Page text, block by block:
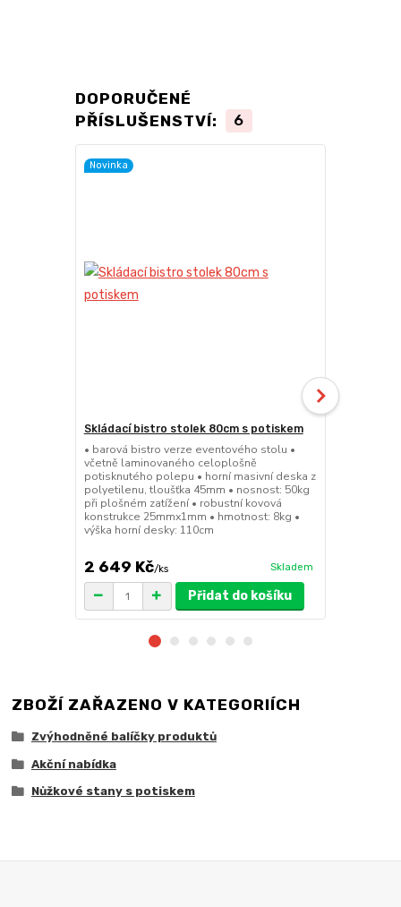
DOPORUČENÉ
PŘÍSLUŠENSTVÍ:
6
Novinka
Skládací bistro stolek 80cm s potiskem
• barová bistro verze eventového stolu •
včetně laminovaného celoplošně
potisknutého polepu • horní masivní deska z
polyetilenu, tloušťka 45mm • nosnost: 50kg
při plošném zatížení • robustní kovová
konstrukce 25mmx1mm • hmotnost: 8kg •
výška horní desky: 110cm
2 649 Kč/ks Skladem
Přidat do košíku
ZBOŽÍ ZAŘAZENO V KATEGORIÍCH
Zvýhodněné balíčky produktů
Akční nabídka
Nůžkové stany s potiskem